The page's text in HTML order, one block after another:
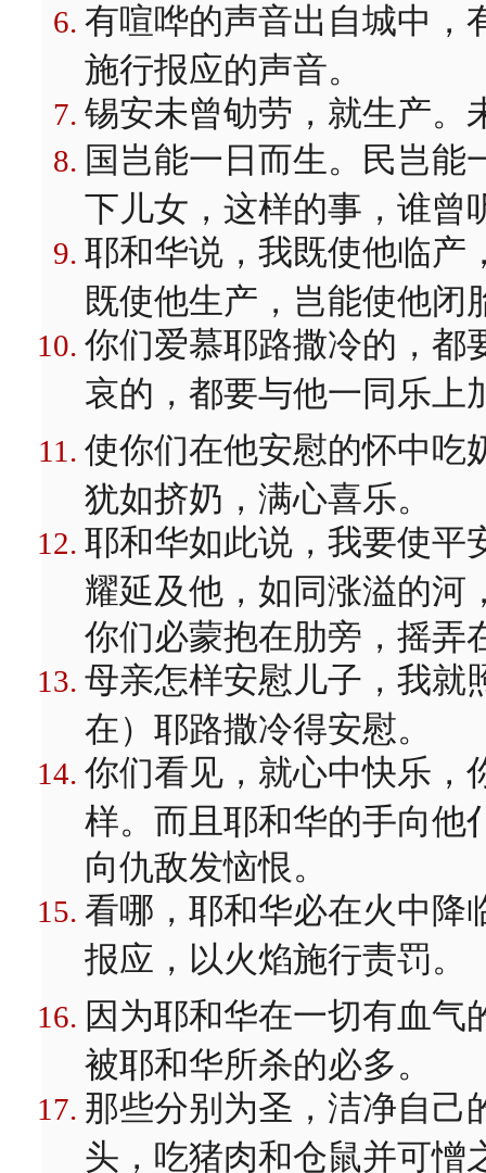
有喧哗的声音出自城中，
施行报应的声音。
锡安未曾劬劳，就生产。
国岂能一日而生。民岂能
下儿女，这样的事，谁曾
耶和华说，我既使他临产
既使他生产，岂能使他闭
你们爱慕耶路撒冷的，都
哀的，都要与他一同乐上
使你们在他安慰的怀中吃
犹如挤奶，满心喜乐。
耶和华如此说，我要使平
耀延及他，如同涨溢的河
你们必蒙抱在肋旁，摇弄
母亲怎样安慰儿子，我就
在）耶路撒冷得安慰。
你们看见，就心中快乐，
样。而且耶和华的手向他
向仇敌发恼恨。
看哪，耶和华必在火中降
报应，以火焰施行责罚。
因为耶和华在一切有血气
被耶和华所杀的必多。
那些分别为圣，洁净自己
头，吃猪肉和仓鼠并可憎